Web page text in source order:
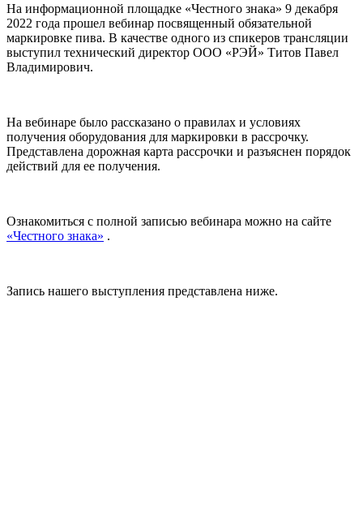
На информационной площадке «Честного знака» 9 декабря
2022 года прошел вебинар посвященный обязательной
маркировке пива. В качестве одного из спикеров трансляции
выступил технический директор ООО «РЭЙ» Титов Павел
Владимирович.
На вебинаре было рассказано о правилах и условиях
получения оборудования для маркировки в рассрочку.
Представлена дорожная карта рассрочки и разъяснен порядок
действий для ее получения.
Ознакомиться с полной записью вебинара можно на сайте
«Честного знака» .
Запись нашего выступления представлена ниже.